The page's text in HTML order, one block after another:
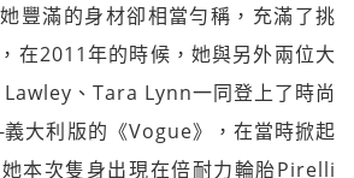
豐滿的身材卻相當勻稱，充滿了挑
在2011年的時候，她與另外兩位大
、Tara Lynn一同登上了時尚
大利版的《Vogue》，在當時掀起
本次隻身出現在倍耐力輪胎Pirelli